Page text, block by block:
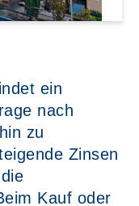
ein
nach
zu
Zinsen
Kauf oder